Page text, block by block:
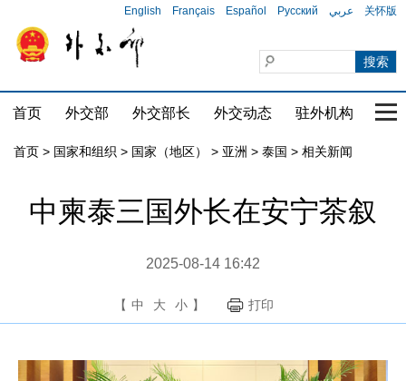
English Français Español Русский عربي 关怀版
首页 外交部 外交部长 外交动态 驻外机构 国
首页 > 国家和组织 > 国家（地区） > 亚洲 > 泰国 > 相关新闻
中柬泰三国外长在安宁茶叙
2025-08-14 16:42
【 中 大 小 】 打印